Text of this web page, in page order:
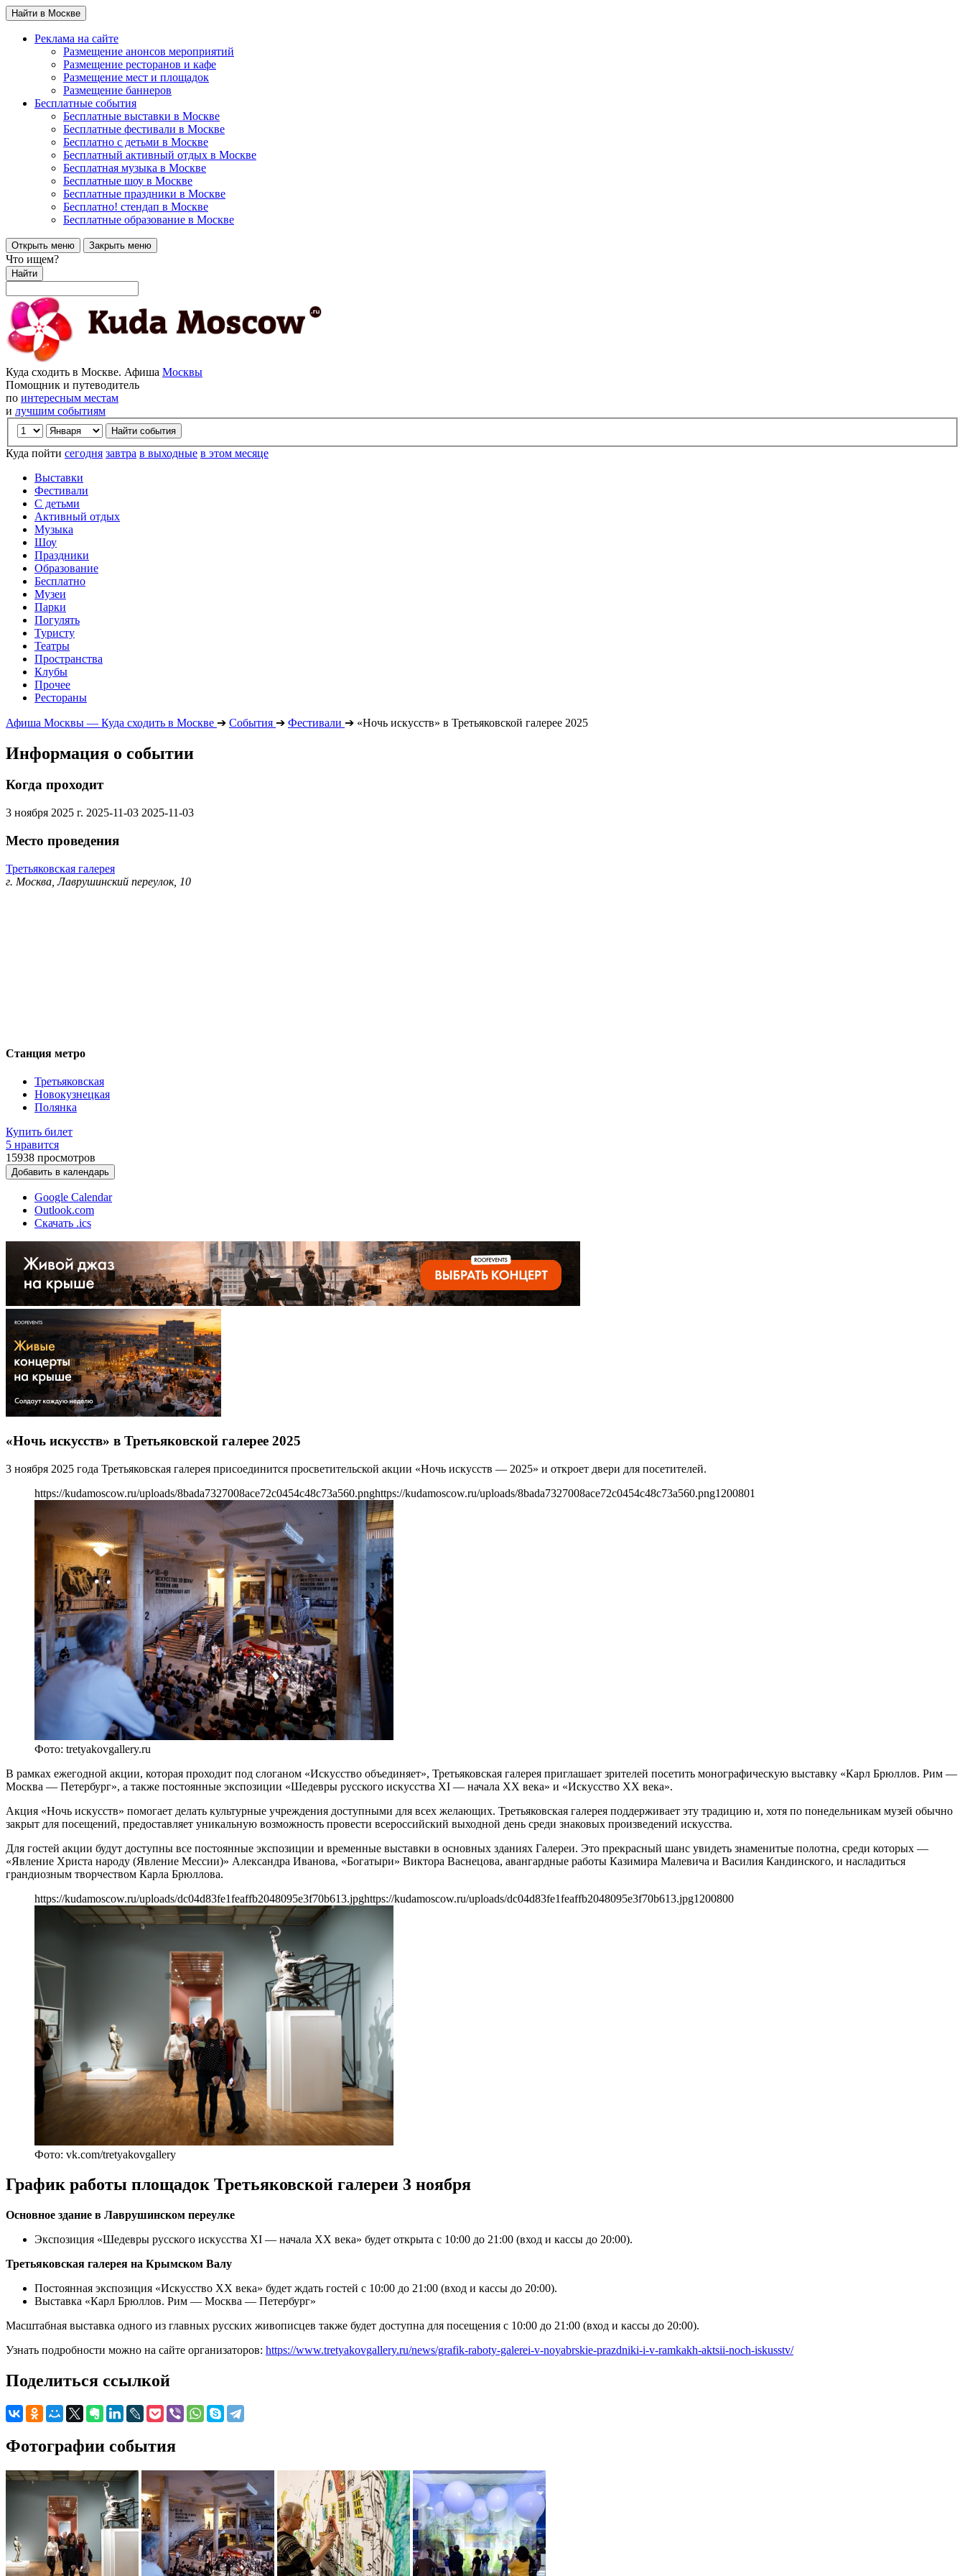
Найти в Москве
Реклама на сайте
Размещение анонсов мероприятий
Размещение ресторанов и кафе
Размещение мест и площадок
Размещение баннеров
Бесплатные события
Бесплатные выставки в Москве
Бесплатные фестивали в Москве
Бесплатно с детьми в Москве
Бесплатный активный отдых в Москве
Бесплатная музыка в Москве
Бесплатные шоу в Москве
Бесплатные праздники в Москве
Бесплатно! стендап в Москве
Бесплатные образование в Москве
Открыть меню Закрыть меню
Что ищем?
Найти
Куда сходить в Москве. Афиша Москвы
Помощник и путеводитель
по интересным местам
и лучшим событиям
Куда пойти сегодня завтра в выходные в этом месяце
Выставки
Фестивали
С детьми
Активный отдых
Музыка
Шоу
Праздники
Образование
Бесплатно
Музеи
Парки
Погулять
Туристу
Театры
Пространства
Клубы
Прочее
Рестораны
Афиша Москвы — Куда сходить в Москве ➔ События ➔ Фестивали ➔ «Ночь искусств» в Третьяковской галерее 2025
Информация о событии
Когда проходит
3 ноября 2025 г. 2025-11-03 2025-11-03
Место проведения
Третьяковская галерея
г. Москва, Лаврушинский переулок, 10
Станция метро
Третьяковская
Новокузнецкая
Полянка
Купить билет
5 нравится
15938 просмотров
Добавить в календарь
Google Calendar
Outlook.com
Скачать .ics
«Ночь искусств» в Третьяковской галерее 2025
3 ноября 2025 года Третьяковская галерея присоединится просветительской акции «Ночь искусств — 2025» и откроет двери для посетителей.
https://kudamoscow.ru/uploads/8bada7327008ace72c0454c48c73a560.pnghttps://kudamoscow.ru/uploads/8bada7327008ace72c0454c48c73a560.png1200801
Фото: tretyakovgallery.ru
В рамках ежегодной акции, которая проходит под слоганом «Искусство объединяет», Третьяковская галерея приглашает зрителей посетить монографическую выставку «Карл Брюллов. Рим —
Москва — Петербург», а также постоянные экспозиции «Шедевры русского искусства XI — начала XX века» и «Искусство XX века».
Акция «Ночь искусств» помогает делать культурные учреждения доступными для всех желающих. Третьяковская галерея поддерживает эту традицию и, хотя по понедельникам музей обычно
закрыт для посещений, предоставляет уникальную возможность провести всероссийский выходной день среди знаковых произведений искусства.
Для гостей акции будут доступны все постоянные экспозиции и временные выставки в основных зданиях Галереи. Это прекрасный шанс увидеть знаменитые полотна, среди которых —
«Явление Христа народу (Явление Мессии)» Александра Иванова, «Богатыри» Виктора Васнецова, авангардные работы Казимира Малевича и Василия Кандинского, и насладиться
грандиозным творчеством Карла Брюллова.
https://kudamoscow.ru/uploads/dc04d83fe1feaffb2048095e3f70b613.jpghttps://kudamoscow.ru/uploads/dc04d83fe1feaffb2048095e3f70b613.jpg1200800
Фото: vk.com/tretyakovgallery
График работы площадок Третьяковской галереи 3 ноября
Основное здание в Лаврушинском переулке
Экспозиция «Шедевры русского искусства XI — начала XX века» будет открыта с 10:00 до 21:00 (вход и кассы до 20:00).
Третьяковская галерея на Крымском Валу
Постоянная экспозиция «Искусство XX века» будет ждать гостей с 10:00 до 21:00 (вход и кассы до 20:00).
Выставка «Карл Брюллов. Рим — Москва — Петербург»
Масштабная выставка одного из главных русских живописцев также будет доступна для посещения с 10:00 до 21:00 (вход и кассы до 20:00).
Узнать подробности можно на сайте организаторов: https://www.tretyakovgallery.ru/news/grafik-raboty-galerei-v-noyabrskie-prazdniki-i-v-ramkakh-aktsii-noch-iskusstv/
Поделиться ссылкой
Фотографии события